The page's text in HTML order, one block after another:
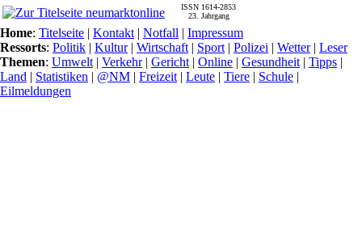
ISSN 1614-2853
23. Jahrgang
Home: Titelseite | Kontakt | Notfall | Impressum
Ressorts: Politik | Kultur| Wirtschaft | Sport | Polizei | Wetter| Leser
Themen: Umwelt | Verkehr| Gericht | Online | Gesundheit | Tipps |
Land | Statistiken | @NM | Freizeit | Leute | Tiere | Schule |
Eilmeldungen